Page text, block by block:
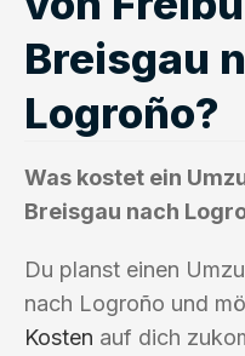
Breisgau
Logroño?
Was kostet ein
Breisgau nach
Du planst einen
nach Logroño und
Kosten auf dich